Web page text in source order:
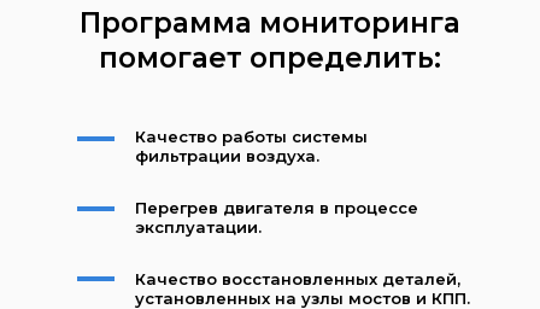
Программа мониторинга
помогает определить:
Качество работы системы
фильтрации воздуха.
Перегрев двигателя в процессе
эксплуатации.
Качество восстановленных деталей,
установленных на узлы мостов и КПП.